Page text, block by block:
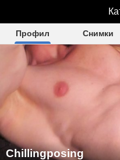
Профил Снимки
Chillingposing